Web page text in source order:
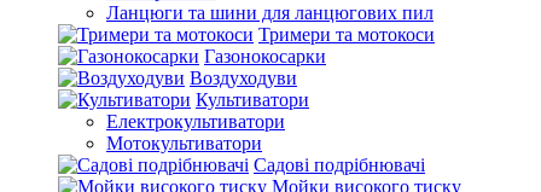
Ланцюги та шини для ланцюгових пил
Тримери та мотокоси
Газонокосарки
Воздуходуви
Культиватори
Електрокультиватори
Мотокультиватори
Садові подрібнювачі
Мойки високого тиску